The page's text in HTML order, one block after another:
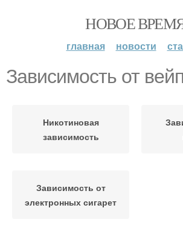
НОВОЕ
главная новости
Зависимость от
Никотиновая
зависимость
Зависимость от
электронных сигарет